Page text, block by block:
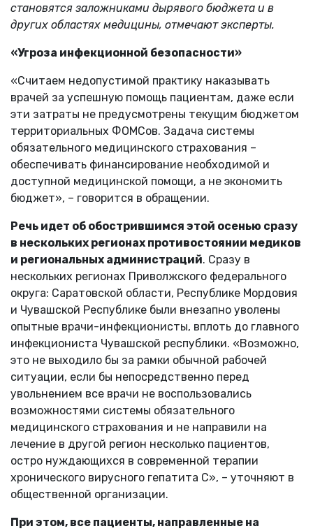
становятся заложниками дырявого бюджета и в
других областях медицины, отмечают эксперты.
«Угроза инфекционной безопасности»
«Считаем недопустимой практику наказывать
врачей за успешную помощь пациентам, даже если
эти затраты не предусмотрены текущим бюджетом
территориальных ФОМСов. Задача системы
обязательного медицинского страхования –
обеспечивать финансирование необходимой и
доступной медицинской помощи, а не экономить
бюджет», – говорится в обращении.
Речь идет об обострившимся этой осенью сразу
в нескольких регионах противостоянии медиков
и региональных администраций. Сразу в
нескольких регионах Приволжского федерального
округа: Саратовской области, Республике Мордовия
и Чувашской Республике были внезапно уволены
опытные врачи-инфекционисты, вплоть до главного
инфекциониста Чувашской республики. «Возможно,
это не выходило бы за рамки обычной рабочей
ситуации, если бы непосредственно перед
увольнением все врачи не воспользовались
возможностями системы обязательного
медицинского страхования и не направили на
лечение в другой регион несколько пациентов,
остро нуждающихся в современной терапии
хронического вирусного гепатита С», – уточняют в
общественной организации.
При этом, все пациенты, направленные на